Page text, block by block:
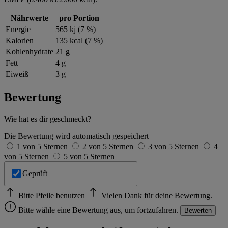
Nährwerte
pro Portion
Energie
565 kj (7 %)
Kalorien
135 kcal (7 %)
Kohlenhydrate 21 g
Fett
4 g
Eiweiß
3 g
Bewertung
Wie hat es dir geschmeckt?
Die Bewertung wird automatisch gespeichert
1 von 5 Sternen
2 von 5 Sternen 3 von 5 Sternen
4
von 5 Sternen
5 von 5 Sternen
Geprüft
Bitte Pfeile benutzen
Vielen Dank für deine Bewertung.
Bitte wähle eine Bewertung aus, um fortzufahren.
Bewerten